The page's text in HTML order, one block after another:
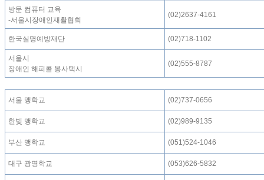
방문 컴퓨터 교육
-서울시장애인재활협회
(02)2637-4161
한국실명예방재단 (02)718-1102
서울시
장애인 해피콜 봉사택시
(02)555-8787
서울 맹학교 (02)737-0656
한빛 맹학교 (02)989-9135
부산 맹학교 (051)524-1046
대구 광명학교 (053)626-5832